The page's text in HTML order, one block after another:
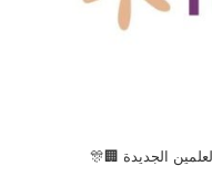
الجديدة 🏢🎊